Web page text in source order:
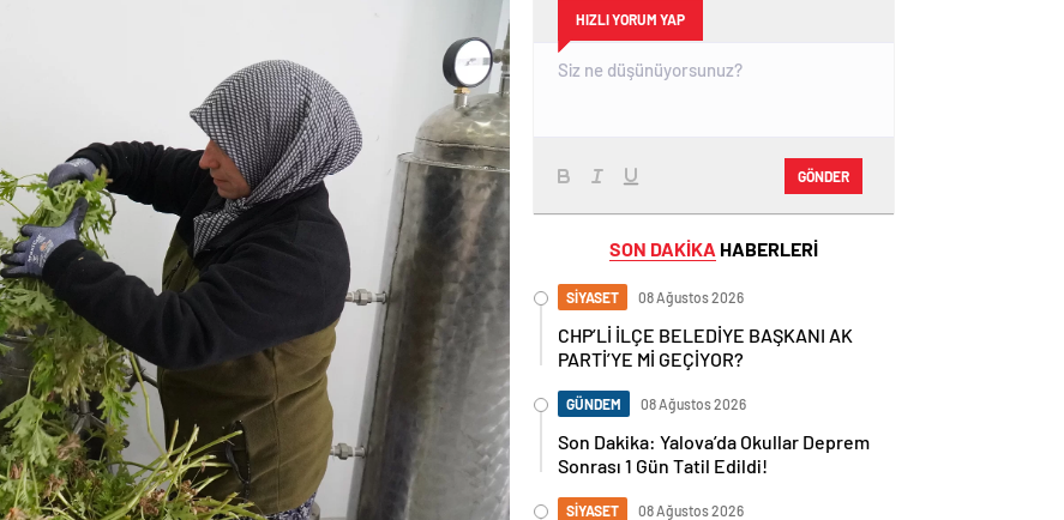
HIZLI YORUM YAP
GÖNDER
SON DAKİKA HABERLERİ
SİYASET 08 Ağustos 2026
CHP’Lİ İLÇE BELEDİYE BAŞKANI AK
PARTİ’YE Mİ GEÇİYOR?
GÜNDEM 08 Ağustos 2026
Son Dakika: Yalova’da Okullar Deprem
Sonrası 1 Gün Tatil Edildi!
SİYASET 08 Ağustos 2026